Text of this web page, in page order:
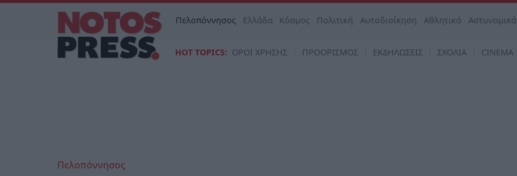
Πελοπόννησος Ελλάδα Κόσμος Πολιτική Αυτοδιοίκηση Αθλητικά Αστυνομικά
HOT TOPICS: ΟΡΟΙ ΧΡΗΣΗΣ ΠΡΟΟΡΙΣΜΟΣ ΕΚΔΗΛΩΣΕΙΣ ΣΧΟΛΙΑ CINEMA
Πελοπόννησος